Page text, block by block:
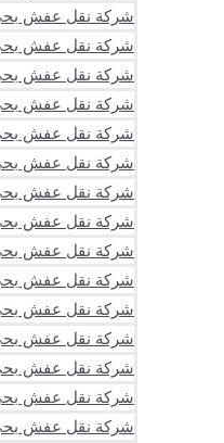
شركة نقل عفش بحي
شركة نقل عفش بحي
شركة نقل عفش بحي
شركة نقل عفش بحي
شركة نقل عفش بحي
شركة نقل عفش بحي
شركة نقل عفش بحي
شركة نقل عفش بحي
شركة نقل عفش بحي
شركة نقل عفش بحي
شركة نقل عفش بحي
شركة نقل عفش بحي
شركة نقل عفش بحي
شركة نقل عفش بحي
شركة نقل عفش بحي